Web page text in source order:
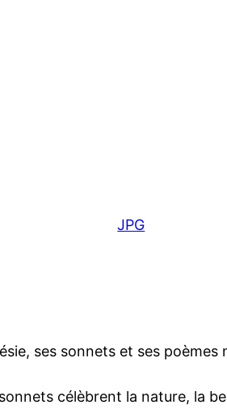
JPG
ses sonnets et ses poèmes
célèbrent la nature, la